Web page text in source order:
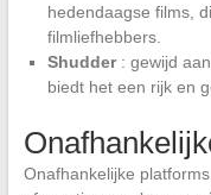
hedendaagse films,
filmliefhebbers.
Shudder: gewijd
biedt het een rijk en
Onafhankelijke